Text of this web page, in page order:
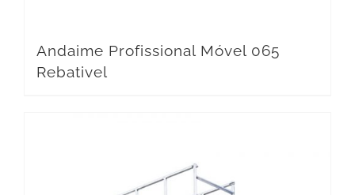
Andaime Profissional Móvel 065
Rebativel